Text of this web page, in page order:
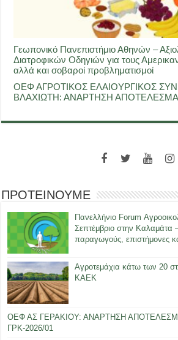
Γεωπονικό Πανεπιστήμιο Αθηνών –
Διατροφικών Οδηγιών για τους
αλλά και σοβαροί προβληματισμοί
ΟΕΦ ΑΓΡΟΤΙΚΟΣ ΕΛΑΙΟΥΡΓΙΚΟΣ
ΒΛΑΧΙΩΤΗ: ΑΝΑΡΤΗΣΗ
ΠΡΟΤΕΙΝΟΥΜΕ
Πανελλήνιο Forum
Σεπτέμβριο στην Καλαμάτα
παραγωγούς, επιστήμονες
Αγροτεμάχια κάτω των 20
ΚΑΕΚ
ΟΕΦ ΑΣ ΓΕΡΑΚΙΟΥ: ΑΝΑΡΤΗΣΗ
ΓΡΚ-2026/01